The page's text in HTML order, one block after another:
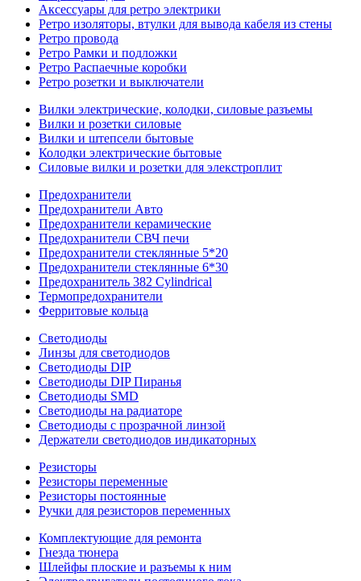
Аксессуары для ретро электрики
Ретро изоляторы, втулки для вывода кабеля из стены
Ретро провода
Ретро Рамки и подложки
Ретро Распаечные коробки
Ретро розетки и выключатели
Вилки электрические, колодки, силовые разъемы
Вилки и розетки силовые
Вилки и штепсели бытовые
Колодки электрические бытовые
Силовые вилки и розетки для элекстроплит
Предохранители
Предохранители Авто
Предохранители керамические
Предохранители СВЧ печи
Предохранители стеклянные 5*20
Предохранители стеклянные 6*30
Предохранитель 382 Cylindrical
Термопредохранители
Ферритовые кольца
Светодиоды
Линзы для светодиодов
Светодиоды DIP
Светодиоды DIP Пиранья
Светодиоды SMD
Светодиоды на радиаторе
Светодиоды с прозрачной линзой
Держатели светодиодов индикаторных
Резисторы
Резисторы переменные
Резисторы постоянные
Ручки для резисторов переменных
Комплектующие для ремонта
Гнезда тюнера
Шлейфы плоские и разъемы к ним